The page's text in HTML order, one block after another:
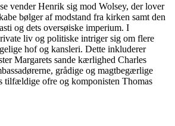
vender Henrik sig mod Wolsey, der lover
bølger af modstand fra kirken samt den
og dets oversøiske imperium. I
liv og politiske intriger sig om flere
hof og kansleri. Dette inkluderer
Margarets sande kærlighed Charles
grådige og magtbegærlige
tilfældige ofre og komponisten Thomas